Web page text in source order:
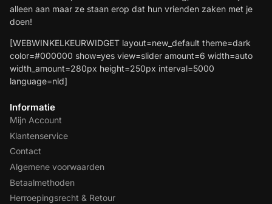
alleen aan maar ze staan erop dat hun vrienden zaken met je
doen!
[WEBWINKELKEURWIDGET layout=new_default theme=dark
color=#000000 show=yes view=slider amount=6 width=auto
width_amount=280px height=250px interval=5000
language=nld]
Informatie
Mijn Account
Klantenservice
Contact
Algemene voorwaarden
Betaalmethoden
Herroepingsrecht & Retour